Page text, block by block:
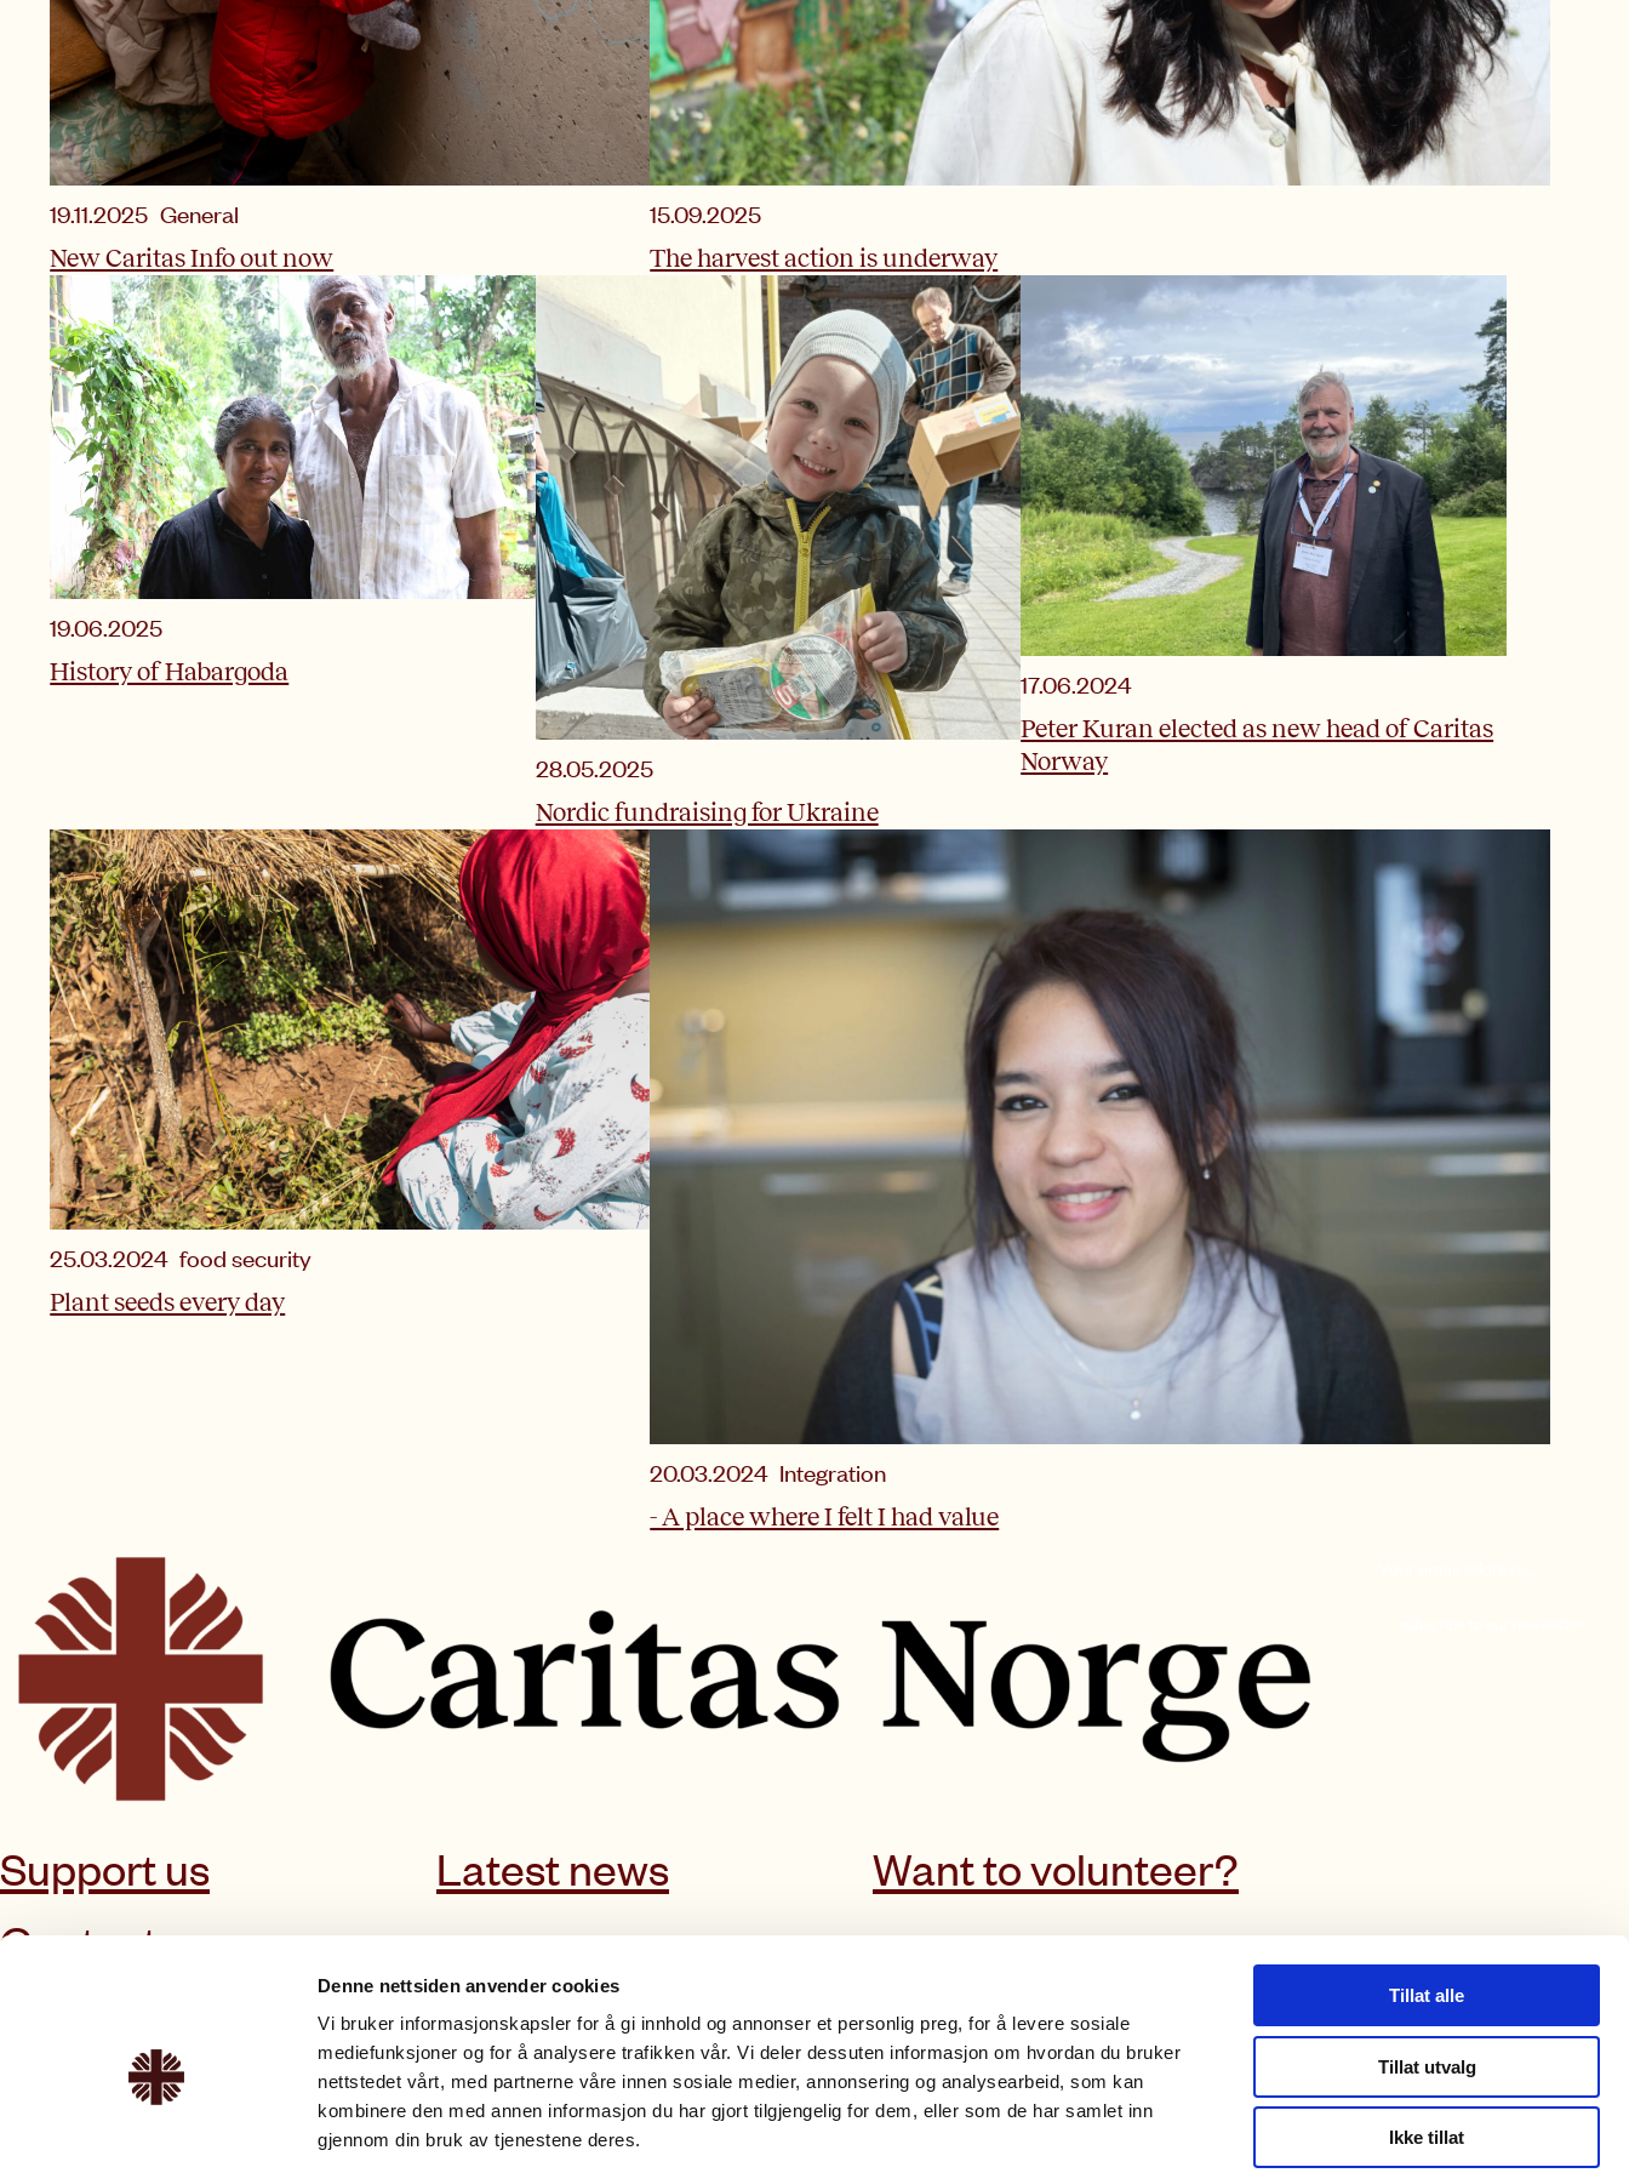
Denne nettsiden anvender cookies
Vi bruker informasjonskapsler for å gi innhold og annonser et personlig preg, for å levere sosiale
mediefunksjoner og for å analysere trafikken vår. Vi deler dessuten informasjon om hvordan du bruker
nettstedet vårt, med partnerne våre innen sosiale medier, annonsering og analysearbeid, som kan
kombinere den med annen informasjon du har gjort tilgjengelig for dem, eller som de har samlet inn
gjennom din bruk av tjenestene deres.
Tillat alle
Tillat utvalg
Ikke tillat
19.11.2025 General
New Caritas Info out now
15.09.2025
The harvest action is underway
19.06.2025
History of Habargoda
28.05.2025
Nordic fundraising for Ukraine
17.06.2024
Peter Kuran elected as new head of Caritas
Norway
25.03.2024 food security
Plant seeds every day
20.03.2024 Integration
- A place where I felt I had value
Support us Latest news
Want to volunteer?
Contact us
About Caritas Offers & services
Guidance and legal aid
Our routines
Storgata 38, 0182 Oslo.
+ 47 23 33 43 60
caritas@caritas.no
Org. no. 971 436 514
Gift account: 8200 01 93433